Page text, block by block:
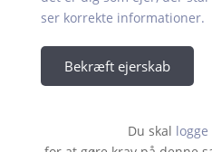
ser korrekte informationer.
Bekræft ejerskab
Du skal